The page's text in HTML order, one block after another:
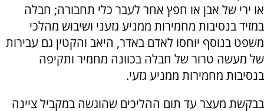
או ירי של אבן או חפץ אחר לעבר כלי תחבורה; חבלה
במזיד בנסיבות מחמירות ממניע גזעני ושיבוש מהלכי
משפט בנוסף יוחסו לאדם באדר, היאב והקטין גם עבירות
של מעשה טרור של חבלה בכוונה מחמיר ותקיפה
בנסיבות מחמירות ממניע גזעי.
בבקשת מעצר עד תום ההליכים שהוגשה במקביל ציינה